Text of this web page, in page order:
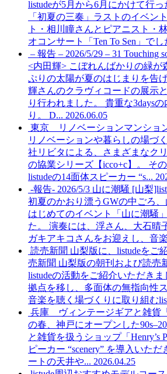
listudeが5月から6月にかけて行
「初夏の三奏」ラストのイベン
ト・相川瞳さんとピアニスト・
オコンサート「Ten To Sen」でし
– 報告 – 2026/5/29 – 31 Touching
<内田輝> こぼれんばかりの緑が
ぷりの太陽が夏のはじまりを告
輝さんのクラヴィコードの展示
り行われました。 貴重な3days
り。 D... 2026.06.05
東京 リノベーションマンショ
リノベーションや暮らしの場づ
社リビタによる、さまざまなク
の協業シリーズ【icco+c】。 そ
listudeの14面体スピーカー “s...
-報告- 2026/5/3 山に潮騒 [山梨
初夏のかおり漂うGWの中ごろ
はじめてのイベント「山に潮騒
た。 演奏には、浮さん、大石晴
ガキアキコさんをお迎えし、音
読売新聞 山梨版に、listudeをご
売新聞 山梨版の朝刊および読売
listudeの活動をご紹介いただき
拠点を移し、多面体の無指向性
音楽を聴く場づくりに取り組む
兵庫 ヴィンテージギアと雑貨「
の春、神戸にオープンした
と雑貨を扱うショップ「Henry’s
ピーカー “scenery” を導入いた
ートの天井や... 2026.04.25